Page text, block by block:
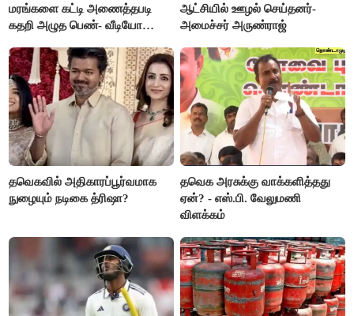
மரங்களை கட்டி அணைத்தபடி
கதறி அழுத பெண்- வீடியோ
ஆட்சியில் ஊழல் செய்தனர்-
அமைச்சர் அருண்ராஜ்
தவெகவில் அதிகாரப்பூர்வமாக
நுழையும் நடிகை த்ரிஷா?
தவெக அரசுக்கு வாக்களித்தது
ஏன்? - எஸ்.பி. வேலுமணி
விளக்கம்